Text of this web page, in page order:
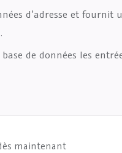
d’adresse et fournit
de données les
maintenant